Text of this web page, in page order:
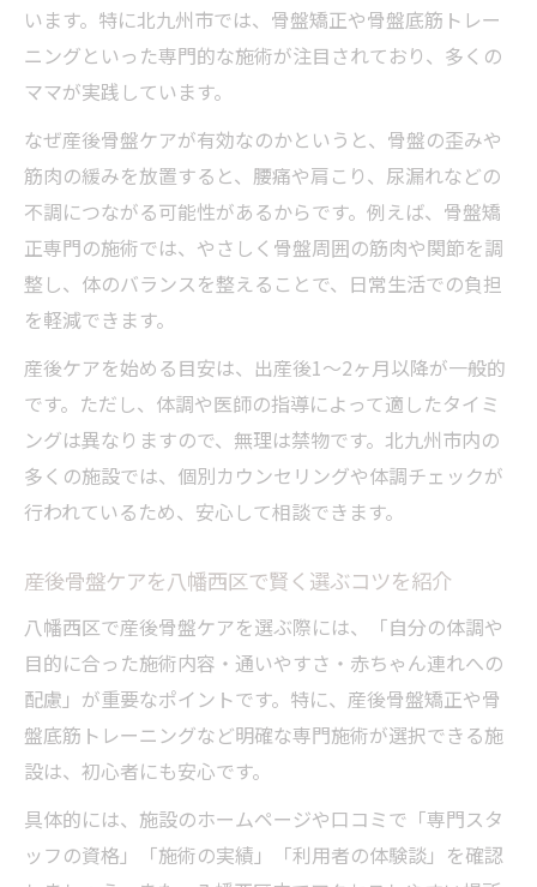
います。特に北九州市では、骨盤矯正や骨盤底筋トレー
ニングといった専門的な施術が注目されており、多くの
ママが実践しています。
なぜ産後骨盤ケアが有効なのかというと、骨盤の歪みや
筋肉の緩みを放置すると、腰痛や肩こり、尿漏れなどの
不調につながる可能性があるからです。例えば、骨盤矯
正専門の施術では、やさしく骨盤周囲の筋肉や関節を調
整し、体のバランスを整えることで、日常生活での負担
を軽減できます。
産後ケアを始める目安は、出産後1〜2ヶ月以降が一般的
です。ただし、体調や医師の指導によって適したタイミ
ングは異なりますので、無理は禁物です。北九州市内の
多くの施設では、個別カウンセリングや体調チェックが
行われているため、安心して相談できます。
産後骨盤ケアを八幡西区で賢く選ぶコツを紹介
八幡西区で産後骨盤ケアを選ぶ際には、「自分の体調や
目的に合った施術内容・通いやすさ・赤ちゃん連れへの
配慮」が重要なポイントです。特に、産後骨盤矯正や骨
盤底筋トレーニングなど明確な専門施術が選択できる施
設は、初心者にも安心です。
具体的には、施設のホームページや口コミで「専門スタ
ッフの資格」「施術の実績」「利用者の体験談」を確認